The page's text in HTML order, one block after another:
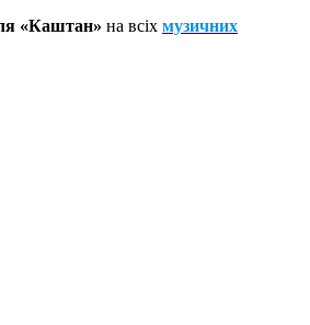
«Каштан» на всіх музичних